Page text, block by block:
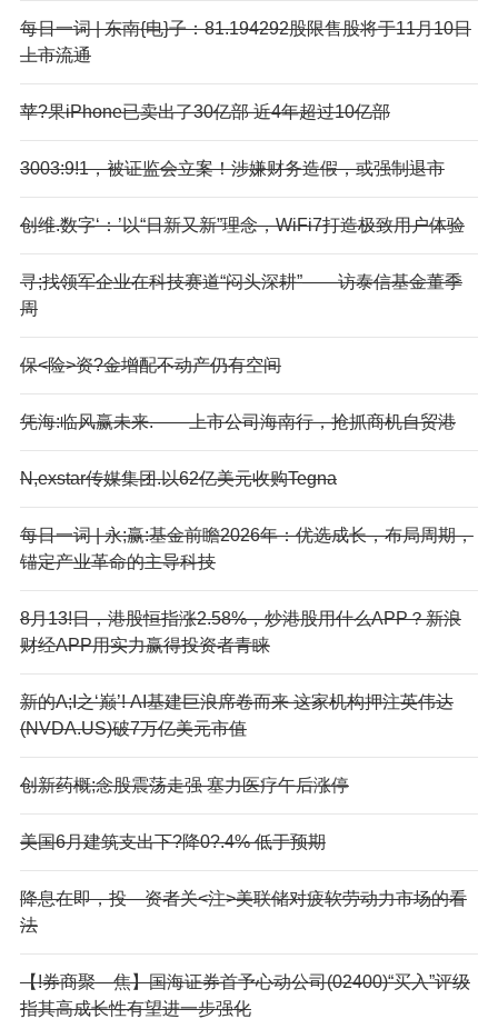
每日一词 | 东南{电}子：81.194292股限售股将于11月10日
上市流通
苹?果iPhone已卖出了30亿部 近4年超过10亿部
3003:9!1，被证监会立案！涉嫌财务造假，或强制退市
创维.数字‘：’以“日新又新”理念，WiFi7打造极致用户体验
寻;找领军企业在科技赛道“闷头深耕”——访泰信基金董季
周
保<险>资?金增配不动产仍有空间
凭海:临风赢未来.——上市公司海南行，抢抓商机自贸港
N,exstar传媒集团.以62亿美元收购Tegna
每日一词 | 永;赢:基金前瞻2026年：优选成长，布局周期，
锚定产业革命的主导科技
8月13!日，港股恒指涨2.58%，炒港股用什么APP？新浪
财经APP用实力赢得投资者青睐
新的A;I之‘巅’! AI基建巨浪席卷而来 这家机构押注英伟达
(NVDA.US)破7万亿美元市值
创新药概;念股震荡走强 塞力医疗午后涨停
美国6月建筑支出下?降0?.4% 低于预期
降息在即，投—资者关<注>美联储对疲软劳动力市场的看
法
【!券商聚—焦】国海证券首予心动公司(02400)“买入”评级
指其高成长性有望进一步强化